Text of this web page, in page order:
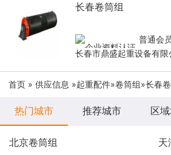
长春卷筒组
普通会
长春市鼎盛起重设备有限
首页 » 供应信息 »起重配件»卷筒组»长春
热门城市 推荐城市 区
北京卷筒组
天